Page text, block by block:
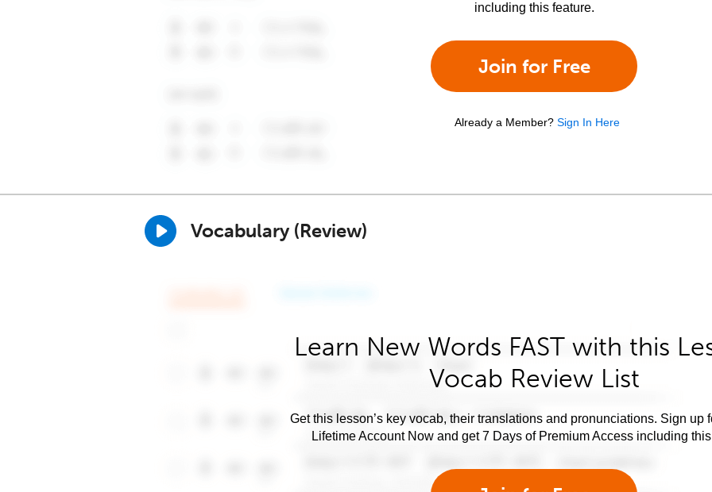
including this feature.
Join for Free
Already a Member? Sign In Here
Vocabulary (Review)
Learn New Words FAST with this
Vocab Review List
Get this lesson’s key vocab, their translations and pronunciations. Sign up
Lifetime Account Now and get 7 Days of Premium Access including